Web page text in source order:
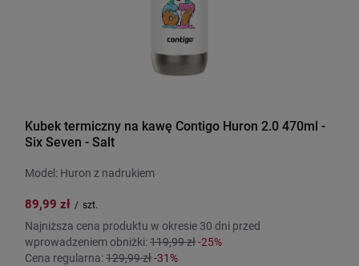
Kubek termiczny na kawę Contigo Huron 2.0 470ml -
Six Seven - Salt
Model: Huron z nadrukiem
89,99 zł / szt.
Najniższa cena produktu w okresie 30 dni przed
wprowadzeniem obniżki:119,99 zł-25%
Cena regularna:129,99 zł-31%